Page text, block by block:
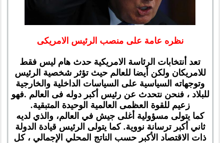
نظره عامة على منصب الرئيس الامريكى
تعد أنتخابات الرئاسة الامريكية حدث هام ليس فقط
للامريكان ولكن أيضا للعالم حيث تؤثر شخصية الرئيس
وتوجهاته السياسية على السياسات الداخلية والخارجية
للبلاد ، فنحن نتحدث عن رئيس أكبر دوله فى العالم .فهو
زعيم للقوة العظمى العالمية الوحيدة المتبقية.
كما يتولى مسؤولية أغلى جيش في العالم، والذي لديه
ثاني أكبر ترسانة نووية. كما يتولى الرئيس قيادة الدولة
ذات الاقتصاد الأكبر حسب الناتج المحلي الإجمالي ، كل